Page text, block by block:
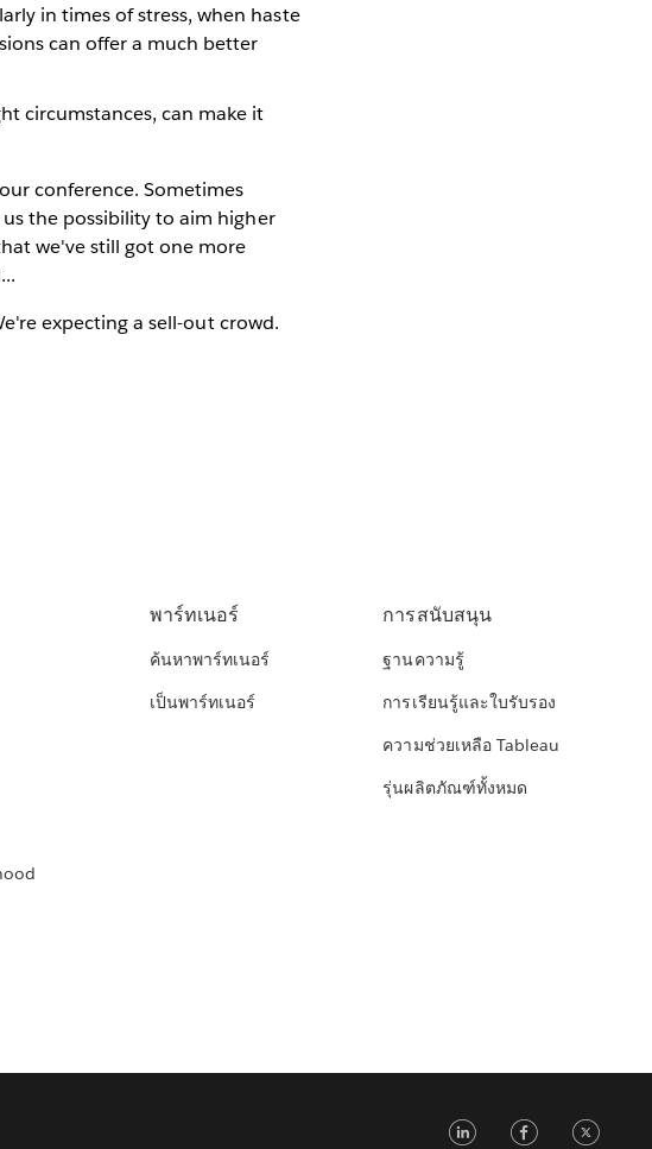
in times of stress, when haste
can offer a much better
circumstances, can make it
conference. Sometimes
the possibility to aim higher
we've still got one more
expecting a sell-out crowd.
พาร์ทเนอร์
ค้นหาพาร์ทเนอร์
เป็นพาร์ทเนอร์
การสนับสนุน
ฐานความรู้
การเรียนรู้และใบรับรอง
ความช่วยเหลือ Tableau
รุ่นผลิตภัณฑ์ทั้งหมด
LinkedIn